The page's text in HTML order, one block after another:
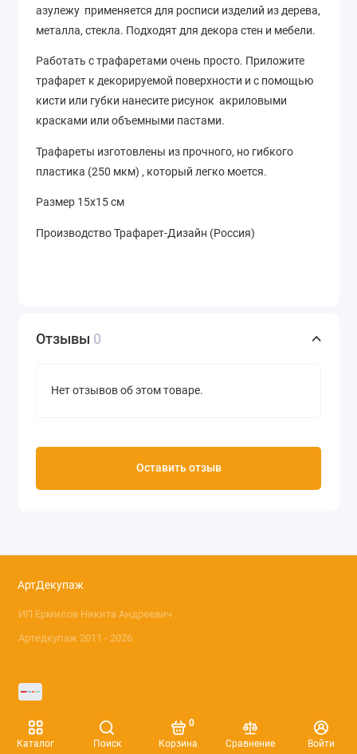
Каталог Поиск Корзина
0
Сравнение
Войти
азулежу применяется для росписи изделий из дерева,
металла, стекла. Подходят для декора стен и мебели.
Работать с трафаретами очень просто. Приложите
трафарет к декорируемой поверхности и с помощью
кисти или губки нанесите рисунок акриловыми
красками или объемными пастами.
Трафареты изготовлены из прочного, но гибкого
пластика (250 мкм) , который легко моется.
Размер 15х15 см
Производство Трафарет-Дизайн (Россия)
Отзывы 0
Нет отзывов об этом товаре.
Оставить отзыв
АртДекупаж
ИП Ермилов Никита Андреевич
Артедкупаж 2011 - 2026